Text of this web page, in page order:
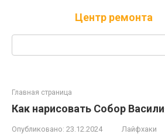
Центр ремонта
Поиск:
Главная страница
Как нарисовать Собор
Опубликовано: 23.12.2024 Лайфхаки